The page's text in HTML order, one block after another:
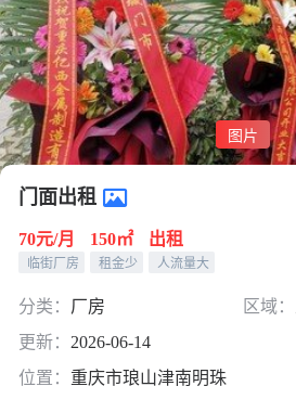
图片
门面出租
70元/月 150㎡ 出租
临街厂房 租金少 人流量大
分类： 厂房 区域：
更新： 2026-06-14
位置： 重庆市琅山津南明珠
换一张